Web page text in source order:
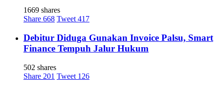
1669 shares
Share 668 Tweet 417
Debitur Diduga Gunakan Invoice Palsu, Smart
Finance Tempuh Jalur Hukum
502 shares
Share 201 Tweet 126